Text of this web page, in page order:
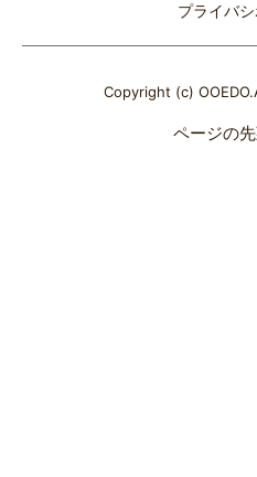
プライバ
Copyright (c)
ページの